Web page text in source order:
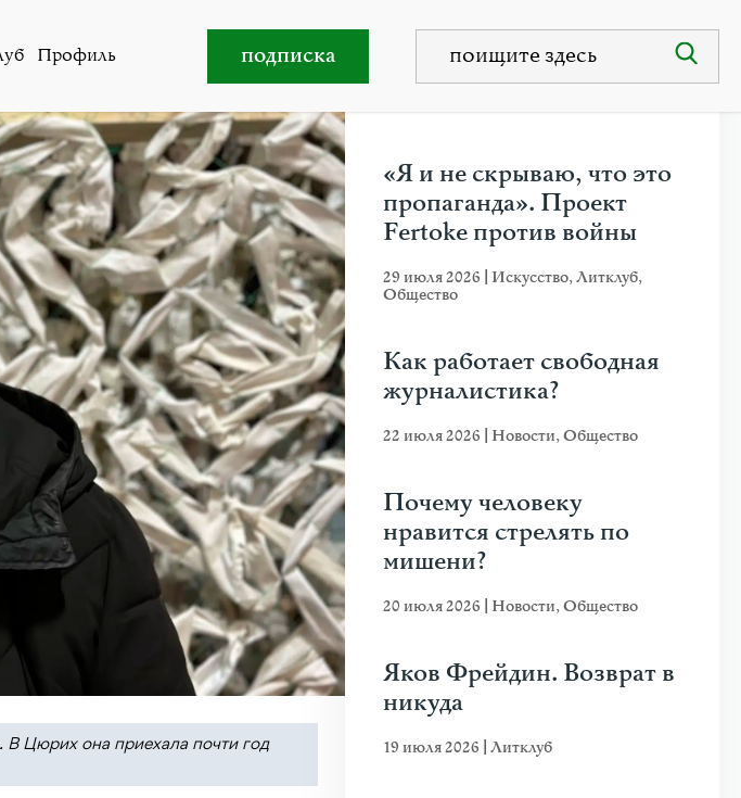
Профиль подписка
После победы мы вернемся в Бучу
Цюрих она приехала почти год
«Я и не скрываю, что это
пропаганда». Проект
Fertoke против войны
29 июля 2026 Искусство,Литклуб,
Общество
Как работает свободная
журналистика?
22 июля 2026 Новости,Общество
Почему человеку
нравится стрелять по
мишени?
20 июля 2026 Новости,Общество
Яков Фрейдин. Возврат в
никуда
19 июля 2026 Литклуб